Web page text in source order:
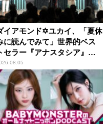
イアモンド✡ユカイ、「夏休
に読んでみて」世界的ベス
セラー『アナスタシア』を
介